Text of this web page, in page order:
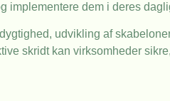
implementere dem i deres
udvikling af
skridt kan virksomheder